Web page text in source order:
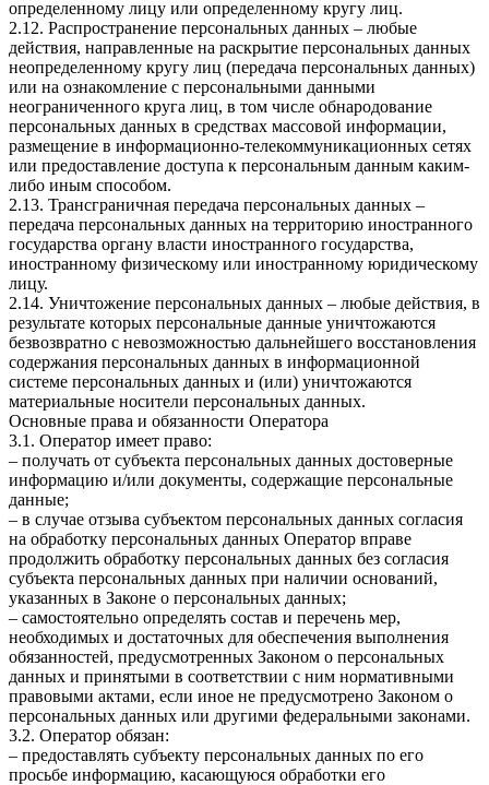
определенному лицу или определенному кругу лиц.
2.12. Распространение персональных данных – любые
действия, направленные на раскрытие персональных данных
неопределенному кругу лиц (передача персональных данных)
или на ознакомление с персональными данными
неограниченного круга лиц, в том числе обнародование
персональных данных в средствах массовой информации,
размещение в информационно-телекоммуникационных сетях
или предоставление доступа к персональным данным каким-
либо иным способом.
2.13. Трансграничная передача персональных данных –
передача персональных данных на территорию иностранного
государства органу власти иностранного государства,
иностранному физическому или иностранному юридическому
лицу.
2.14. Уничтожение персональных данных – любые действия, в
результате которых персональные данные уничтожаются
безвозвратно с невозможностью дальнейшего восстановления
содержания персональных данных в информационной
системе персональных данных и (или) уничтожаются
материальные носители персональных данных.
Основные права и обязанности Оператора
3.1. Оператор имеет право:
– получать от субъекта персональных данных достоверные
информацию и/или документы, содержащие персональные
данные;
– в случае отзыва субъектом персональных данных согласия
на обработку персональных данных Оператор вправе
продолжить обработку персональных данных без согласия
субъекта персональных данных при наличии оснований,
указанных в Законе о персональных данных;
– самостоятельно определять состав и перечень мер,
необходимых и достаточных для обеспечения выполнения
обязанностей, предусмотренных Законом о персональных
данных и принятыми в соответствии с ним нормативными
правовыми актами, если иное не предусмотрено Законом о
персональных данных или другими федеральными законами.
3.2. Оператор обязан:
– предоставлять субъекту персональных данных по его
просьбе информацию, касающуюся обработки его